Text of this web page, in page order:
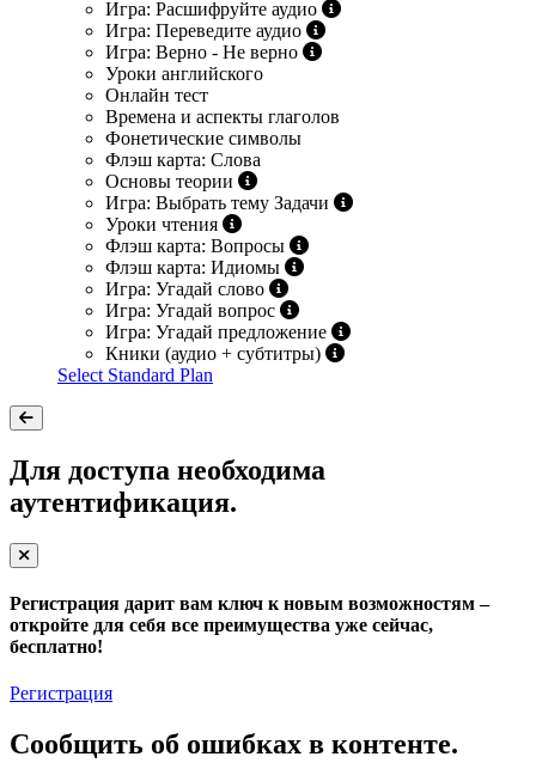
Игра: Расшифруйте аудио
Игра: Переведите аудио
Игра: Верно - Не верно
Уроки английского
Онлайн тест
Времена и аспекты глаголов
Фонетические символы
Флэш карта: Слова
Основы теории
Игра: Выбрать тему Задачи
Уроки чтения
Флэш карта: Вопросы
Флэш карта: Идиомы
Игра: Угадай слово
Игра: Угадай вопрос
Игра: Угадай предложение
Кники (аудио + субтитры)
Select Standard Plan
Для доступа необходима
аутентификация.
Регистрация дарит вам ключ к новым возможностям –
откройте для себя все преимущества уже сейчас,
бесплатно!
Регистрация
Сообщить об ошибках в контенте.